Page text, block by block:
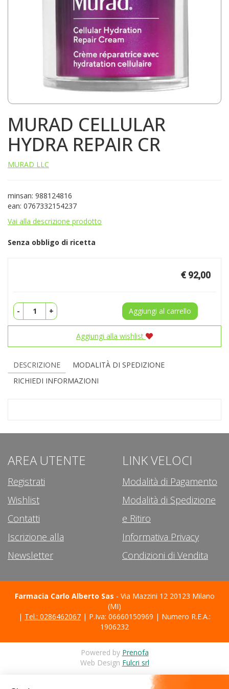
MURAD CELLULAR
HYDRA REPAIR CR
MURAD LLC
minsan: 988124816
ean: 0767332154237
Vai alla descrizione prodotto
Senza obbligo di ricetta
€ 92,00
- + Aggiungi al carrello
Aggiungi alla wishlist
DESCRIZIONE
MODALITÀ DI SPEDIZIONE
RICHIEDI INFORMAZIONI
AREA UTENTE
Registrati
Wishlist
Contatti
Iscrizione alla
Newsletter
LINK VELOCI
Modalità di Pagamento
Modalità di Spedizione
e Ritiro
Informativa Privacy
Condizioni di Vendita
Farmacia Carlo Alberto Sas - Via Mazzini 12 20123 Milano
(MI)
| Tel.: 0286462067 | P.Iva: 06660150969 | Numero R.E.A.:
1906232
Powered by Prenofa
Web Design Fulcri srl